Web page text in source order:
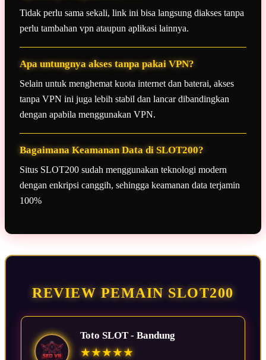
Tidak perlu sama sekali, link ini bisa langsung diakses tanpa
perlu tambahan vpn ataupun aplikasi lainnya.
Apa untungnya akses tanpa pakai VPN?
Selain untuk menghemat kuota internet dan baterai, akses
tanpa VPN ini juga lebih stabil dan lancar dibandingkan
dengan apabila menggunakan VPN.
Bagaimana Keamanan Data di SLOT200?
Situs SLOT200 sudah menggunakan teknologi modern
dengan enkripsi canggih, sehingga keamanan data terjamin
100%
REVIEW PEMAIN SLOT200
Toto SLOT - Bandung
★★★★★